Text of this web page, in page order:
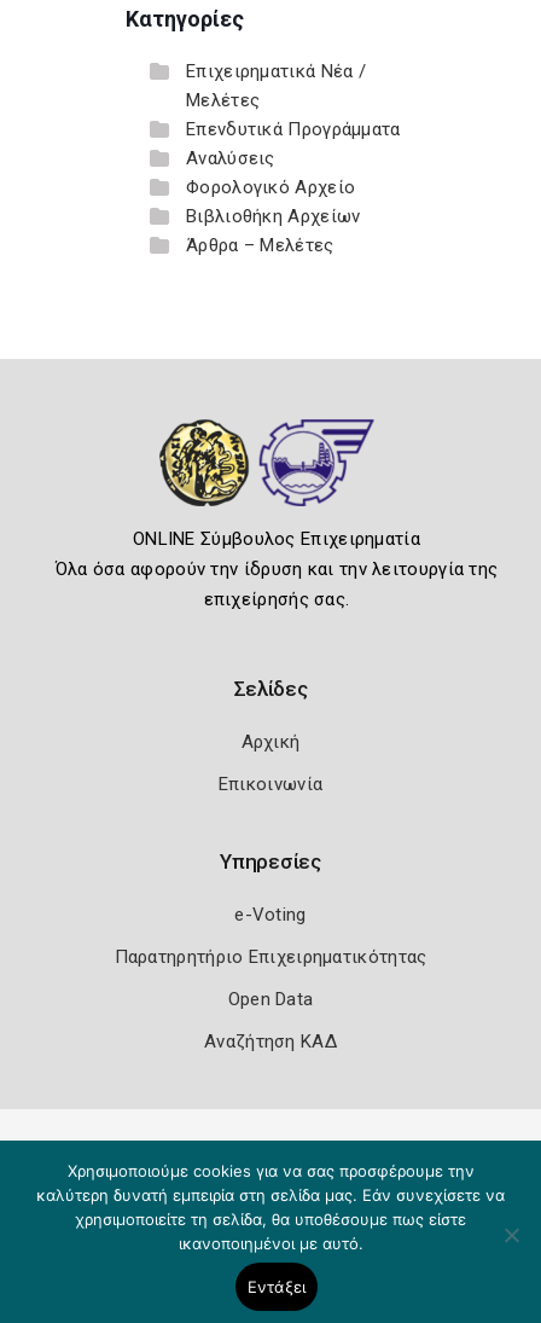
Κατηγορίες
Επιχειρηματικά Νέα /
Μελέτες
Επενδυτικά Προγράμματα
Αναλύσεις
Φορολογικό Αρχείο
Βιβλιοθήκη Αρχείων
Άρθρα – Μελέτες
ONLINE Σύμβουλος Επιχειρηματία
Όλα όσα αφορούν την ίδρυση και την λειτουργία της
επιχείρησής σας.
Σελίδες
Αρχική
Επικοινωνία
Υπηρεσίες
e-Voting
Παρατηρητήριο Επιχειρηματικότητας
Open Data
Αναζήτηση ΚΑΔ
Χρησιμοποιούμε cookies για να σας προσφέρουμε την
καλύτερη δυνατή εμπειρία στη σελίδα μας. Εάν συνεχίσετε να
χρησιμοποιείτε τη σελίδα, θα υποθέσουμε πως είστε
ικανοποιημένοι με αυτό.
Εντάξει
Copyright 2026 Knowledge A.E.